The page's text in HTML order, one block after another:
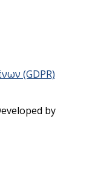
(GDPR)
by